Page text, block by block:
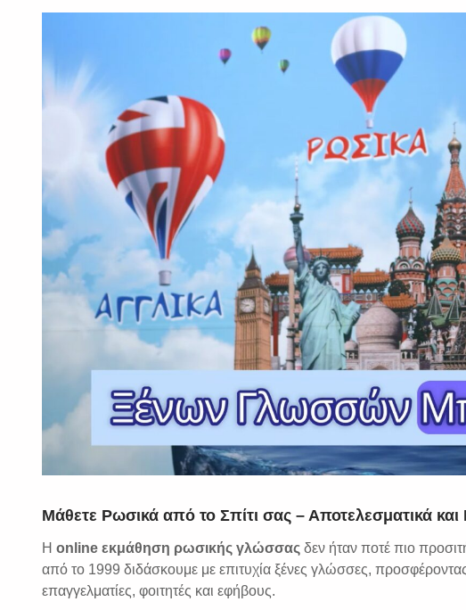
Μάθετε Ρωσικά από το Σπίτι σας – Αποτελεσματικά και
Η online εκμάθηση ρωσικής γλώσσας δεν ήταν ποτέ πιο
από το 1999 διδάσκουμε με επιτυχία ξένες γλώσσες,
επαγγελματίες, φοιτητές και εφήβους.